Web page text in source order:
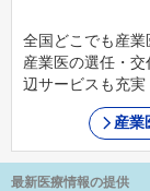
全国どこでも産業
産業医の選任・
辺サービスも充実
産業
最新医療情報の提供